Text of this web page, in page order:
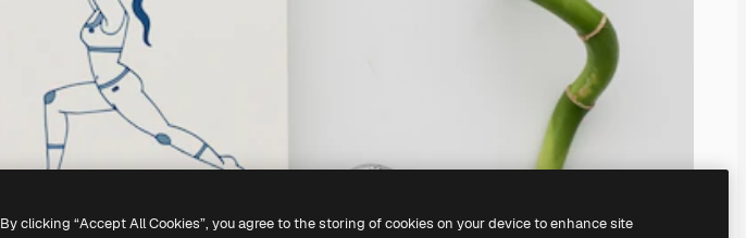
By clicking “Accept All Cookies”, you agree to the storing of cookies on your device to enhance site